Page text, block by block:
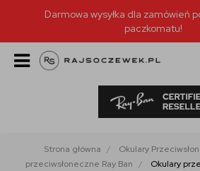
Darmowa wysyłka dla zamówień
paczkomatu!
Strona główna Okulary
przeciwsłoneczne Ray Ban
Okulary